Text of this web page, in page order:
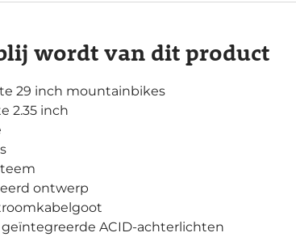
wordt van dit product
29 inch mountainbikes
2.35 inch
ontwerp
ACID-achterlichten